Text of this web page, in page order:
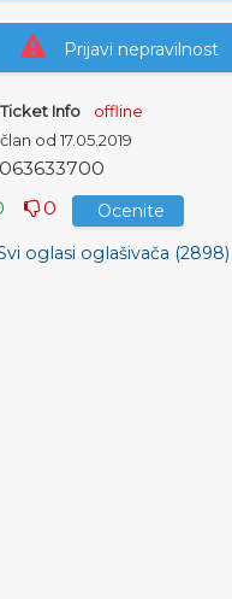
Prijavi nepravilnost
Ticket Info
offline
član od 17.05.2019
063633700
0
Ocenite
oglasi oglašivača (2898)